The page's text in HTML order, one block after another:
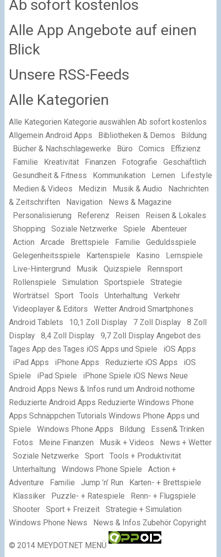
Ab sofort kostenlos
Alle App Angebote auf einen
Blick
Unsere RSS-Feeds
Alle Kategorien
Alle Kategorien Kategorie auswählen Ab sofort kostenlos
Allgemein Android Apps Bibliotheken & Demos Bildung
Bücher & Nachschlagewerke Büro Comics Effizienz
Familie Kreativität Finanzen Fotografie Geschäftlich
Gesundheit & Fitness Kommunikation Lernen Lifestyle
Medien & Videos Medizin Musik & Audio Nachrichten
& Zeitschriften Navigation News & Magazine
Personalisierung Referenz Reisen Reisen & Lokales
Shopping Soziale Netzwerke Spiele Abenteuer
Action Arcade Brettspiele Familie Geduldsspiele
Gelegenheitsspiele Kartenspiele Kasino Lernspiele
Live-Hintergrund Musik Quizspiele Rennsport
Rollenspiele Simulation Sportspiele Strategie
Worträtsel Sport Tools Unterhaltung Verkehr
Videoplayer & Editors Wetter Android Smartphones
Android Tablets 10,1 Zoll Display 7 Zoll Display 8 Zoll
Display 8,4 Zoll Display 9,7 Zoll Display Angebot des
Tages App des Tages iOS Apps und Spiele iOS Apps
iPad Apps iPhone Apps Reduzierte iOS Apps iOS
Spiele iPad Spiele iPhone Spiele iOS News Neue
Android Apps News & Infos rund um Android nothome
Reduzierte Android Apps Reduzierte Windows Phone
Apps Schnäppchen Tutorials Windows Phone Apps und
Spiele Windows Phone Apps Bildung Essen& Trinken
Fotos Meine Finanzen Musik + Videos News + Wetter
Soziale Netzwerke Sport Tools + Produktivität
Unterhaltung Windows Phone Spiele Action +
Adventure Familie Jump ’n’ Run Karten- + Brettspiele
Klassiker Puzzle- + Ratespiele Renn- + Flugspiele
Shooter Sport + Freizeit Strategie + Simulation
Windows Phone News News & Infos Zubehör Copyright
© 2014 MEYDOT.NET MENÜ